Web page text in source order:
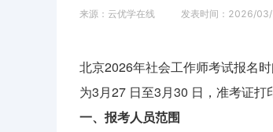
来源： 云优学在线 发表时间： 2026/
北京2026年社会工作师考试报名
为3月27 日至3月30 日，准考证打
一、报考人员范围